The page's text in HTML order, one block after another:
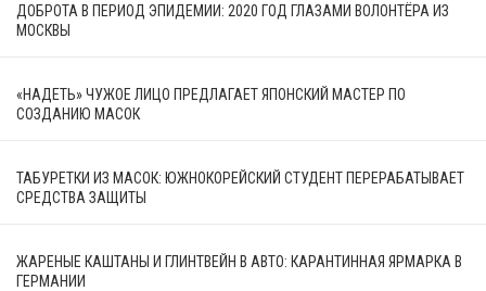
ДОБРОТА В ПЕРИОД ЭПИДЕМИИ: 2020 ГОД ГЛАЗАМИ ВОЛОНТЁРА ИЗ
МОСКВЫ
«НАДЕТЬ» ЧУЖОЕ ЛИЦО ПРЕДЛАГАЕТ ЯПОНСКИЙ МАСТЕР ПО
СОЗДАНИЮ МАСОК
ТАБУРЕТКИ ИЗ МАСОК: ЮЖНОКОРЕЙСКИЙ СТУДЕНТ ПЕРЕРАБАТЫВАЕТ
СРЕДСТВА ЗАЩИТЫ
ЖАРЕНЫЕ КАШТАНЫ И ГЛИНТВЕЙН В АВТО: КАРАНТИННАЯ ЯРМАРКА В
ГЕРМАНИИ